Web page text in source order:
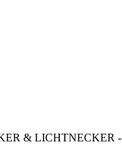
& LICHTNECKER -